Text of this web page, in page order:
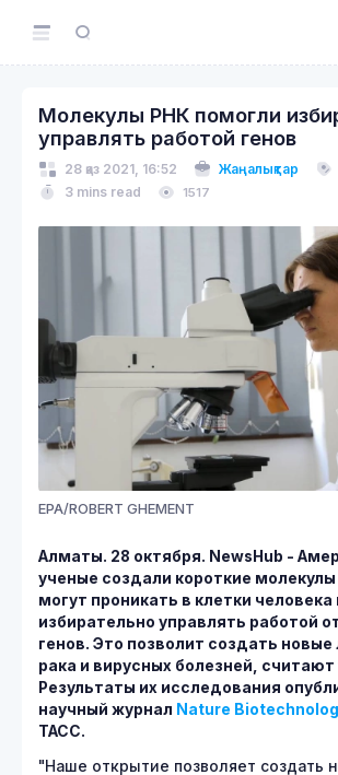
Молекулы РНК помогли
управлять работой генов
28 қаз 2021, 16:52 Жаңалықтар
3 mins read
1517
EPA/ROBERT GHEMENT
Алматы. 28 октября. NewsHub -
ученые создали короткие
могут проникать в клетки человека
избирательно управлять работой
генов. Это позволит создать новые
рака и вирусных болезней, считают
Результаты их исследования
научный журнал Nature
ТАСС.
"Наше открытие позволяет создать